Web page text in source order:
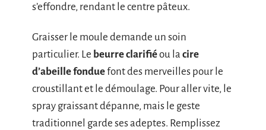
s’effondre, rendant le centre pâteux.
Graisser le moule demande un soin
particulier. Le beurre clarifiéou la cire
d’abeille fonduefont des merveilles pour le
croustillant et le démoulage. Pour aller vite, le
spray graissant dépanne, mais le geste
traditionnel garde ses adeptes. Remplissez